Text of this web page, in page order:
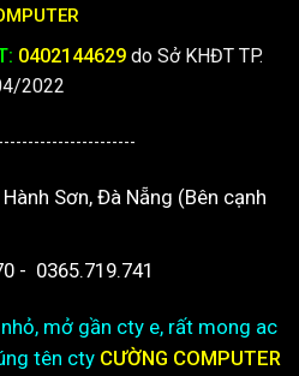
0402144629do Sở KHĐT TP.
2022
Sơn, Đà Nẵng (Bên cạnh
- 0365.719.741
mở gần cty e, rất mong ac
tên cty CƯỜNG COMPUTER